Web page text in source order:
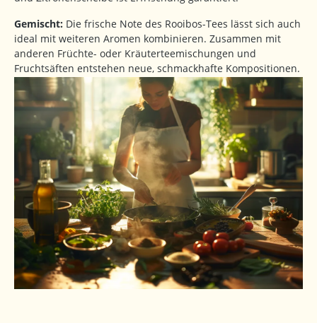
Gemischt: Die frische Note des Rooibos-Tees lässt sich auch
ideal mit weiteren Aromen kombinieren. Zusammen mit
anderen Früchte- oder Kräuterteemischungen und
Fruchtsäften entstehen neue, schmackhafte Kompositionen.